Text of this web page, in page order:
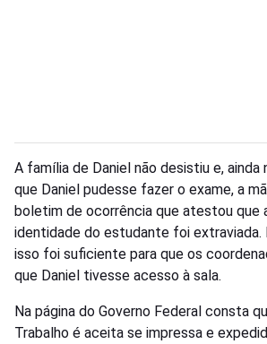
A família de Daniel não desistiu e, ainda
que Daniel pudesse fazer o exame, a
boletim de ocorrência que atestou que
identidade do estudante foi extraviada.
isso foi suficiente para que os
que Daniel tivesse acesso à sala.
Na página do Governo Federal consta
Trabalho é aceita se impressa e